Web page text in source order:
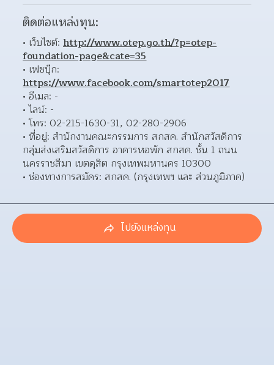
ติดต่อแหล่งทุน:
เว็บไซต์: http://www.otep.go.th/?p=otep-
foundation-page&cate=35
https://www.facebook.com/smartotep2017
อีเมล: -
ไลน์: -
โทร: 02-215-1630-31, 02-280-2906
ที่อยู่: สำนักงานคณะกรรมการ สกสค. สำนักสวัสดิการ
กลุ่มส่งเสริมสวัสดิการ อาคารหอพัก สกสค. ชั้น 1 ถนน
นครราชสีมา เขตดุสิต กรุงเทพมหานคร 10300
ช่องทางการสมัคร: สกสค. (กรุงเทพฯ และ ส่วนภูมิภาค)
ไปยังแหล่งทุน